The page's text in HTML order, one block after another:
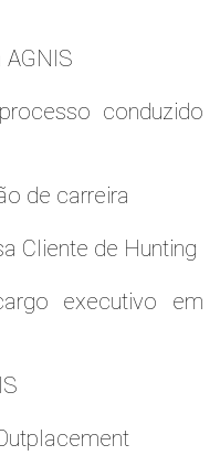
conduzido
de carreira
Cliente de Hunting
executivo em